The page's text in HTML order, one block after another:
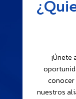
¡Únete
conocer
nuestros